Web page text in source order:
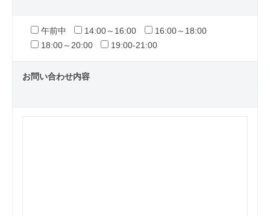
午前中 14:00～16:00
16:00～18:00
18:00～20:00
19:00-21:00
お問い合わせ内容